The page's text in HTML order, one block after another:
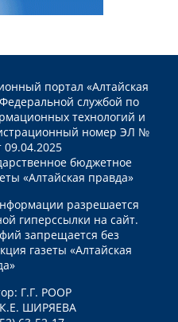
портал «Алтайская
службой по
технологий и
номер ЭЛ №
09.04.2025
бюджетное
«Алтайская правда»
разрешается
гиперссылки на сайт.
запрещается без
газеты «Алтайская
Г.Г. РООР
К.Е. ШИРЯЕВА